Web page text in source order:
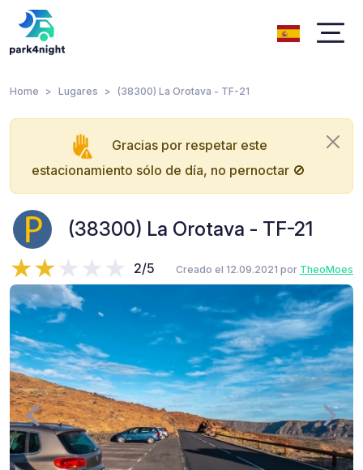
Home Lugares (38300) La Orotava - TF-21
Gracias por respetar este
estacionamiento sólo de día, no pernoctar 🚫
(38300) La Orotava - TF-21
2/5 Creado el 12.09.2021 por TheoMoes